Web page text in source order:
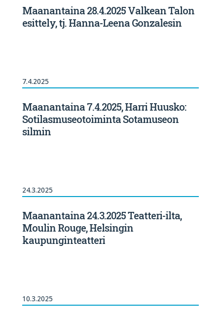
Maanantaina 28.4.2025 Valkean Talon
esittely, tj. Hanna-Leena Gonzalesin
7.4.2025
Maanantaina 7.4.2025, Harri Huusko:
Sotilasmuseotoiminta Sotamuseon
silmin
24.3.2025
Maanantaina 24.3.2025 Teatteri-ilta,
Moulin Rouge, Helsingin
kaupunginteatteri
10.3.2025